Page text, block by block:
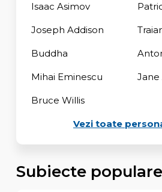
Isaac Asimov
Joseph Addison
Buddha
Mihai Eminescu Jane
Bruce Willis
Vezi toate
Subiecte populare